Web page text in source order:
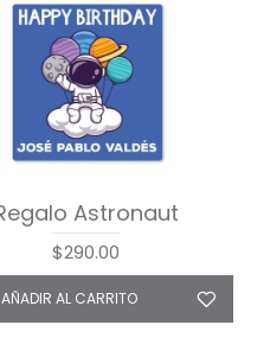
Astronaut
$290.00
AÑADIR AL CARRITO